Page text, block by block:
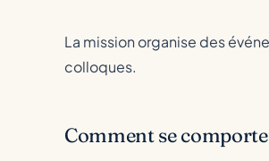
La mission organise des
colloques.
Comment se